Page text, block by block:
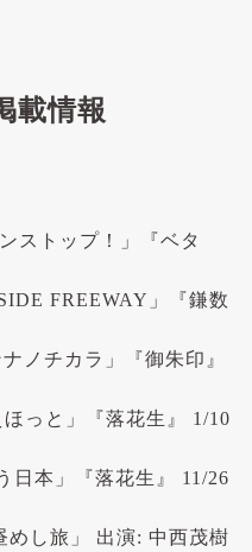
載情報
ストップ！」『ベタ
FREEWAY」『鎌数
ノチカラ」『御朱印』
っと」『落花生』 1/10
日本」『落花生』 11/26
めし旅」 出演: 中西茂樹